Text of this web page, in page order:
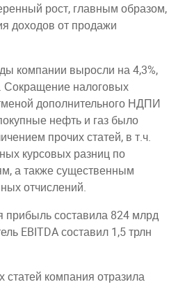
рост, главным образом,
доходов от продажи
компании выросли на 4,3%,
Сокращение налоговых
дополнительного НДПИ
нефть и газ было
прочих статей, в т.ч.
курсовых разниц по
а также существенным
отчислений.
прибыль составила 824 млрд
EBITDA составил 1,5 трлн
компания отразила